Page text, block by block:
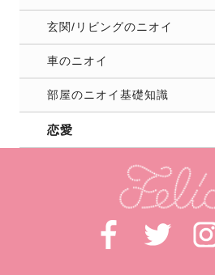
玄関/リビングのニオイ
車のニオイ
部屋のニオイ基礎知識
恋愛